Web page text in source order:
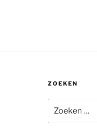
ZOEKEN
naar: